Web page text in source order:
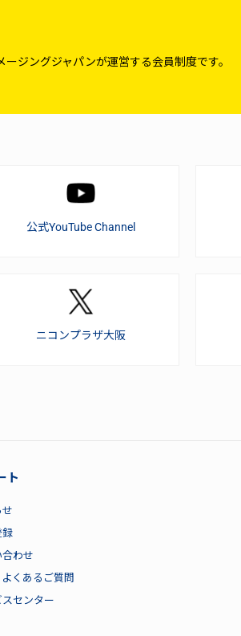
ジングジャパンが運営する会員制度です。
公式YouTube Channel
ニコンプラザ大阪
ト
せ
録
合わせ
よくあるご質問
スセンター